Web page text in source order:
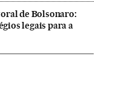
de Bolsonaro:
legais para a